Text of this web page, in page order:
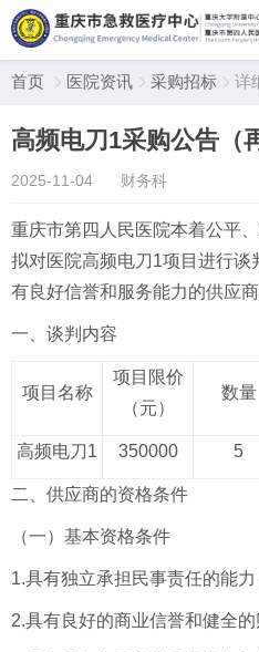
首页  医院资讯  采购招标  详
高频电刀1采购公告（
2025-11-04 财务科
重庆市第四人民医院本着公平
拟对医院高频电刀1项目进行谈
有良好信誉和服务能力的供应商
一、谈判内容
项目名称
项目限价
（元）
数量
高频电刀1 350000 5
二、供应商的资格条件
（一）基本资格条件
1.具有独立承担民事责任的能力
2.具有良好的商业信誉和健全的